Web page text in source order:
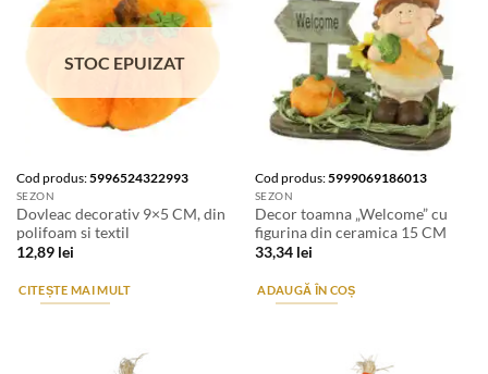
STOC EPUIZAT
Cod produs:5996524322993
SEZON
Dovleac decorativ 9×5 CM, din
polifoam si textil
12,89 lei
CITEȘTE MAI MULT
Cod produs:5999069186013
SEZON
Decor toamna „Welcome” cu
figurina din ceramica 15 CM
33,34 lei
ADAUGĂ ÎN COȘ